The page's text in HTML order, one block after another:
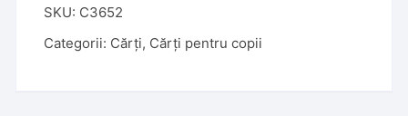
SKU: C3652
Categorii: Cărți, Cărți pentru copii